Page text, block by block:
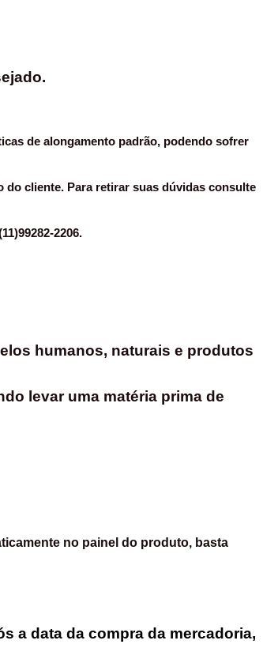
de alongamento padrão, podendo sofrer
do cliente. Para retirar suas dúvidas consulte
2206.
humanos, naturais e produtos
levar uma matéria prima de
no painel do produto, basta
a data da compra da mercadoria,